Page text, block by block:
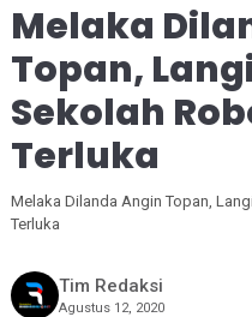
Melaka
Topan,
Sekolah
Terluka
Melaka Dilanda Angin Topan,
Terluka
Tim Redaksi
Agustus 12, 2020